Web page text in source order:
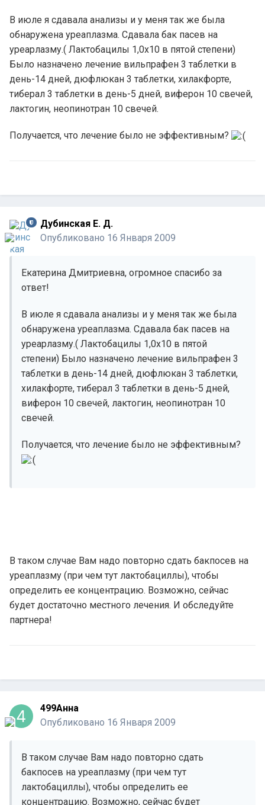
В июле я сдавала анализы и у меня так же была
обнаружена уреаплазма. Сдавала бак пасев на
уреарлазму.( Лактобацилы 1,0х10 в пятой степени)
Было назначено лечение вильпрафен 3 таблетки в
день-14 дней, дюфлюкан 3 таблетки, хилакфорте,
тиберал 3 таблетки в день-5 дней, виферон 10 свечей,
лактогин, неопинотран 10 свечей.
Получается, что лечение было не эффективным?
Дубинская Е. Д.
Опубликовано 16 Января 2009
Екатерина Дмитриевна, огромное спасибо за
ответ!
В июле я сдавала анализы и у меня так же была
обнаружена уреаплазма. Сдавала бак пасев на
уреарлазму.( Лактобацилы 1,0х10 в пятой
степени) Было назначено лечение вильпрафен 3
таблетки в день-14 дней, дюфлюкан 3 таблетки,
хилакфорте, тиберал 3 таблетки в день-5 дней,
виферон 10 свечей, лактогин, неопинотран 10
свечей.
Получается, что лечение было не эффективным?
В таком случае Вам надо повторно сдать бакпосев на
уреаплазму (при чем тут лактобациллы), чтобы
определить ее концентрацию. Возможно, сейчас
будет достаточно местного лечения. И обследуйте
партнера!
499Анна
Опубликовано 16 Января 2009
В таком случае Вам надо повторно сдать
бакпосев на уреаплазму (при чем тут
лактобациллы), чтобы определить ее
концентрацию. Возможно, сейчас будет